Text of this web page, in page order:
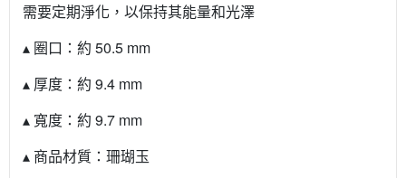
需要定期淨化，以保持其能量和光澤
▴ 圈口：約 50.5 mm
▴ 厚度：約 9.4 mm
▴ 寬度：約 9.7 mm
▴ 商品材質：珊瑚玉